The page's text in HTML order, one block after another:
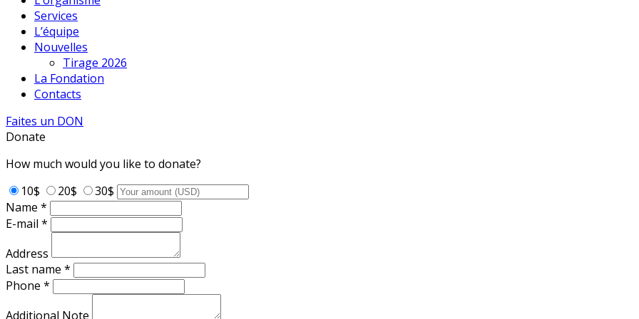
Services
L’équipe
Nouvelles
Tirage 2026
La Fondation
Contacts
Faites un DON
Donate
How much would you like to donate?
10$
20$
30$
Name *
E-mail *
Address
Last name *
Phone *
Additional Note